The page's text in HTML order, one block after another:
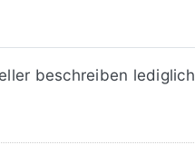
beschreiben lediglich